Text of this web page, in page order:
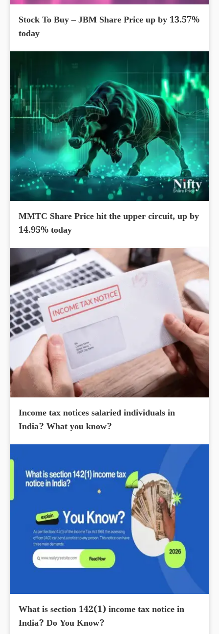
Stock To Buy – JBM Share Price up by 13.57%
today
MMTC Share Price hit the upper circuit, up by
14.95% today
Income tax notices salaried individuals in
India? What you know?
What is section 142(1) income tax notice in
India? Do You Know?